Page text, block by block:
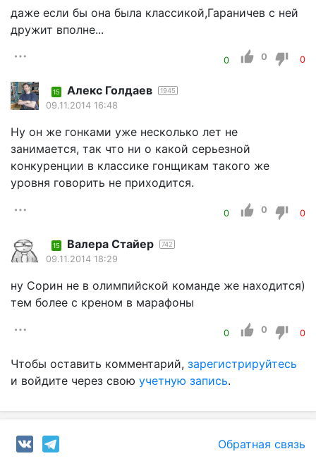
даже если бы она была классикой,Гараничев с ней
дружит вполне...
0 0 0
15 Алекс Голдаев 1945
09.11.2014 16:48
Ну он же гонками уже несколько лет не
занимается, так что ни о какой серьезной
конкуренции в классике гонщикам такого же
уровня говорить не приходится.
0 0 0
15 Валера Стайер 742
09.11.2014 18:29
ну Сорин не в олимпийской команде же находится)
тем более с креном в марафоны
0 0 0
Чтобы оставить комментарий, зарегистрируйтесь
и войдите через свою учетную запись.
Обратная связь